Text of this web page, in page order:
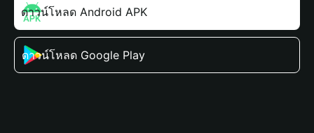
ดาวน์โหลด Android APK
ดาวน์โหลด Google Play